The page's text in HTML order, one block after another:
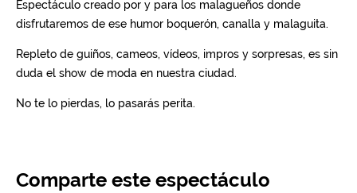
Comparte este espectáculo